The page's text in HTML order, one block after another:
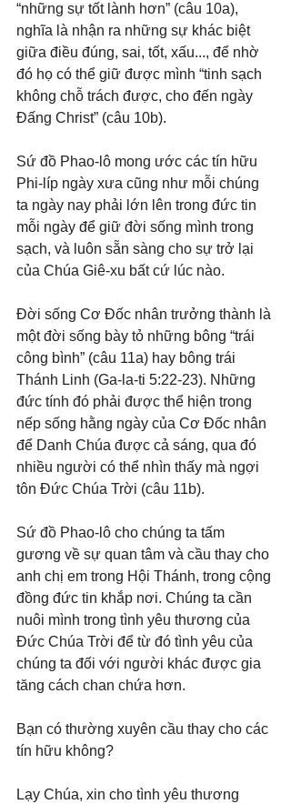
“những sự tốt lành hơn” (câu 10a),
nghĩa là nhận ra những sự khác biệt
giữa điều đúng, sai, tốt, xấu..., để nhờ
đó họ có thể giữ được mình “tinh sạch
không chỗ trách được, cho đến ngày
Đấng Christ” (câu 10b).
Sứ đồ Phao-lô mong ước các tín hữu
Phi-líp ngày xưa cũng như mỗi chúng
ta ngày nay phải lớn lên trong đức tin
mỗi ngày để giữ đời sống mình trong
sạch, và luôn sẵn sàng cho sự trở lại
của Chúa Giê-xu bất cứ lúc nào.
Đời sống Cơ Đốc nhân trưởng thành là
một đời sống bày tỏ những bông “trái
công bình” (câu 11a) hay bông trái
Thánh Linh (Ga-la-ti 5:22-23). Những
đức tính đó phải được thể hiện trong
nếp sống hằng ngày của Cơ Đốc nhân
để Danh Chúa được cả sáng, qua đó
nhiều người có thể nhìn thấy mà ngợi
tôn Đức Chúa Trời (câu 11b).
Sứ đồ Phao-lô cho chúng ta tấm
gương về sự quan tâm và cầu thay cho
anh chị em trong Hội Thánh, trong cộng
đồng đức tin khắp nơi. Chúng ta cần
nuôi mình trong tình yêu thương của
Đức Chúa Trời để từ đó tình yêu của
chúng ta đối với người khác được gia
tăng cách chan chứa hơn.
Bạn có thường xuyên cầu thay cho các
tín hữu không?
Lạy Chúa, xin cho tình yêu thương